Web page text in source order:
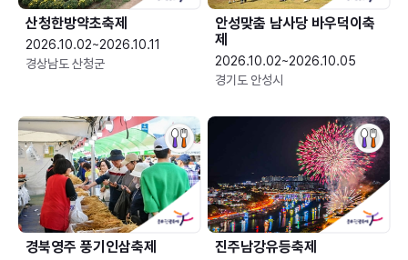
산청한방약초축제
2026.10.02~2026.10.11
경상남도 산청군
안성맞춤 남사당 바우덕이축
제
2026.10.02~2026.10.05
경기도 안성시
경북영주 풍기인삼축제 진주남강유등축제